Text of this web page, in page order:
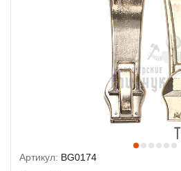
Артикул: BG0174